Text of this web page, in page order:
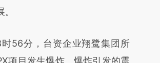
分，台资企业翔鹭集团所
项目发生爆炸。爆炸引发的震